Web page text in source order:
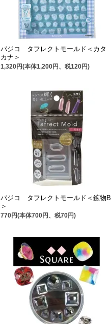
パジコ タフレクトモールド＜カタ
カナ＞
1,320円(本体1,200円、税120円)
パジコ タフレクトモールド＜鉱物B
＞
770円(本体700円、税70円)